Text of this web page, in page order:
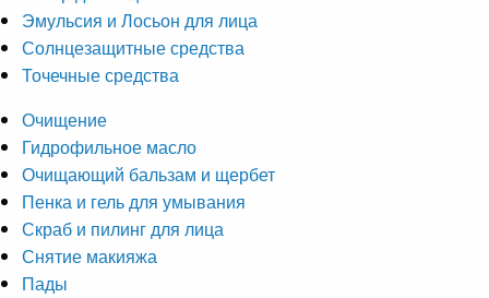
Эмульсия и Лосьон для лица
Солнцезащитные средства
Точечные средства
Очищение
Гидрофильное масло
Очищающий бальзам и щербет
Пенка и гель для умывания
Скраб и пилинг для лица
Снятие макияжа
Пады